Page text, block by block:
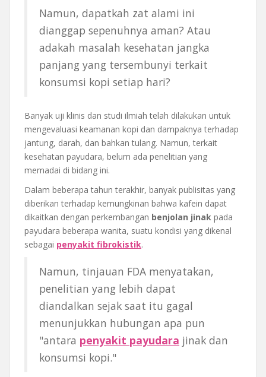
Namun, dapatkah zat alami ini
dianggap sepenuhnya aman? Atau
adakah masalah kesehatan jangka
panjang yang tersembunyi terkait
konsumsi kopi setiap hari?
Banyak uji klinis dan studi ilmiah telah dilakukan untuk
mengevaluasi keamanan kopi dan dampaknya terhadap
jantung, darah, dan bahkan tulang. Namun, terkait
kesehatan payudara, belum ada penelitian yang
memadai di bidang ini.
Dalam beberapa tahun terakhir, banyak publisitas yang
diberikan terhadap kemungkinan bahwa kafein dapat
dikaitkan dengan perkembangan benjolan jinak pada
payudara beberapa wanita, suatu kondisi yang dikenal
sebagai penyakit fibrokistik.
Namun, tinjauan FDA menyatakan,
penelitian yang lebih dapat
diandalkan sejak saat itu gagal
menunjukkan hubungan apa pun
"antara penyakit payudara jinak dan
konsumsi kopi."